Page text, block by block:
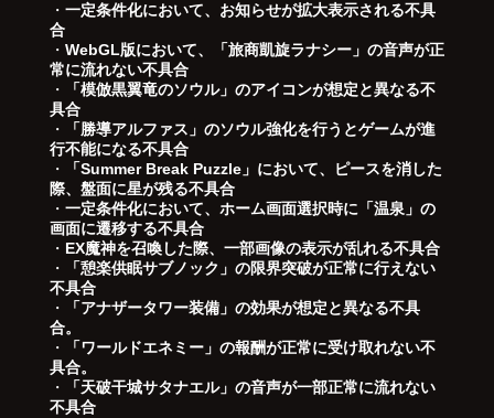
・ 一定条件化において、お知らせが拡大表示される不具
合
・ WebGL版において、「旅商凱旋ラナシー」の音声が正
常に流れない不具合
・
「模倣黒翼竜のソウル」のアイコンが想定と異なる不
具合
・
「勝導アルファス」のソウル強化を行うとゲームが進
行不能になる不具合
・
「Summer Break Puzzle」において、ピースを消した
際、盤面に星が残る不具合
・ 一定条件化において、ホーム画面選択時に「温泉」の
画面に遷移する不具合
・ EX魔神を召喚した際、一部画像の表示が乱れる不具合
・
「憩楽供眠サブノック」の限界突破が正常に行えない
不具合
・
「アナザータワー装備」の効果が想定と異なる不具
合。
・
「ワールドエネミー」の報酬が正常に受け取れない不
具合。
・
「天破干城サタナエル」の音声が一部正常に流れない
不具合